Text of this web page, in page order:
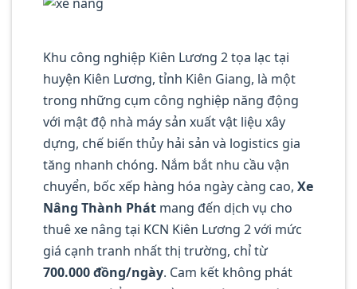
Khu công nghiệp Kiên Lương 2 tọa lạc tại
huyện Kiên Lương, tỉnh Kiên Giang, là một
trong những cụm công nghiệp năng động
với mật độ nhà máy sản xuất vật liệu xây
dựng, chế biến thủy hải sản và logistics gia
tăng nhanh chóng. Nắm bắt nhu cầu vận
chuyển, bốc xếp hàng hóa ngày càng cao, Xe
Nâng Thành Phát mang đến dịch vụ cho
thuê xe nâng tại KCN Kiên Lương 2 với mức
giá cạnh tranh nhất thị trường, chỉ từ
700.000 đồng/ngày. Cam kết không phát